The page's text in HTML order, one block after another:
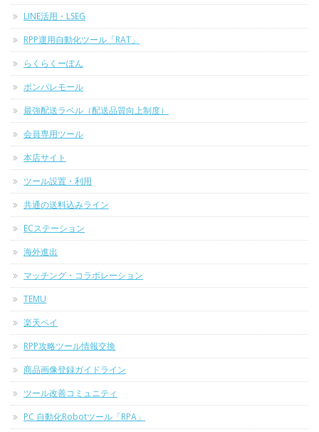
LINE活用・LSEG
RPP運用自動化ツール「RAT」
らくらくーぽん
ポンパレモール
最強配送ラベル（配送品質向上制度）
会員専用ツール
本店サイト
ツール設置・利用
共通の送料込みライン
ECステーション
海外進出
マッチング・コラボレーション
TEMU
楽天ペイ
RPP攻略ツール情報交換
商品画像登録ガイドライン
ツール改善コミュニティ
PC 自動化Robotツール「RPA」